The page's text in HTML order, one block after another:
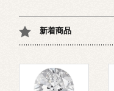
新着商品